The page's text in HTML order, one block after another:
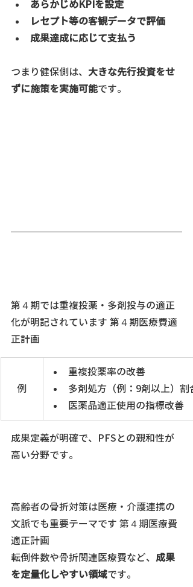
あらかじめKPIを設定
レセプト等の客観データで評価
成果達成に応じて支払う
つまり健保側は、 大きな先行投資をせ
ずに施策を実施可能です。
第４期では重複投薬・多剤投与の適正
化が明記されています 第４期医療費適
正計画
例
重複投薬率の改善
多剤処方（例：9剤以上）割
医薬品適正使用の指標改善
成果定義が明確で、PFSとの親和性が
高い分野です。
高齢者の骨折対策は医療・介護連携の
文脈でも重要テーマです 第４期医療費
適正計画
転倒件数や骨折関連医療費など、 成果
を定量化しやすい領域です。